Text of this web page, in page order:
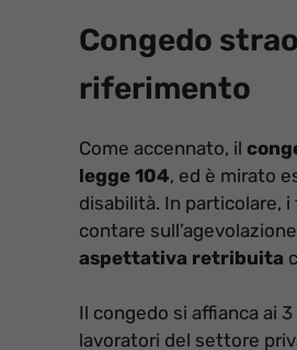
Congedo
riferimento
Come accennato, il
legge 104, ed è mirato
disabilità. In particolare,
contare
aspettativa retribuita
Il congedo si affianca ai
lavoratori del settore